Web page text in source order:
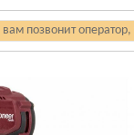
вам позвонит